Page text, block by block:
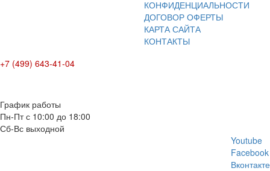
КОНФИДЕНЦИАЛЬНОСТИ
ДОГОВОР ОФЕРТЫ
КАРТА САЙТА
КОНТАКТЫ
+7 (499) 643-41-04
График работы
Пн-Пт с 10:00 до 18:00
Сб-Вс выходной
Youtube
Facebook
Вконтакте